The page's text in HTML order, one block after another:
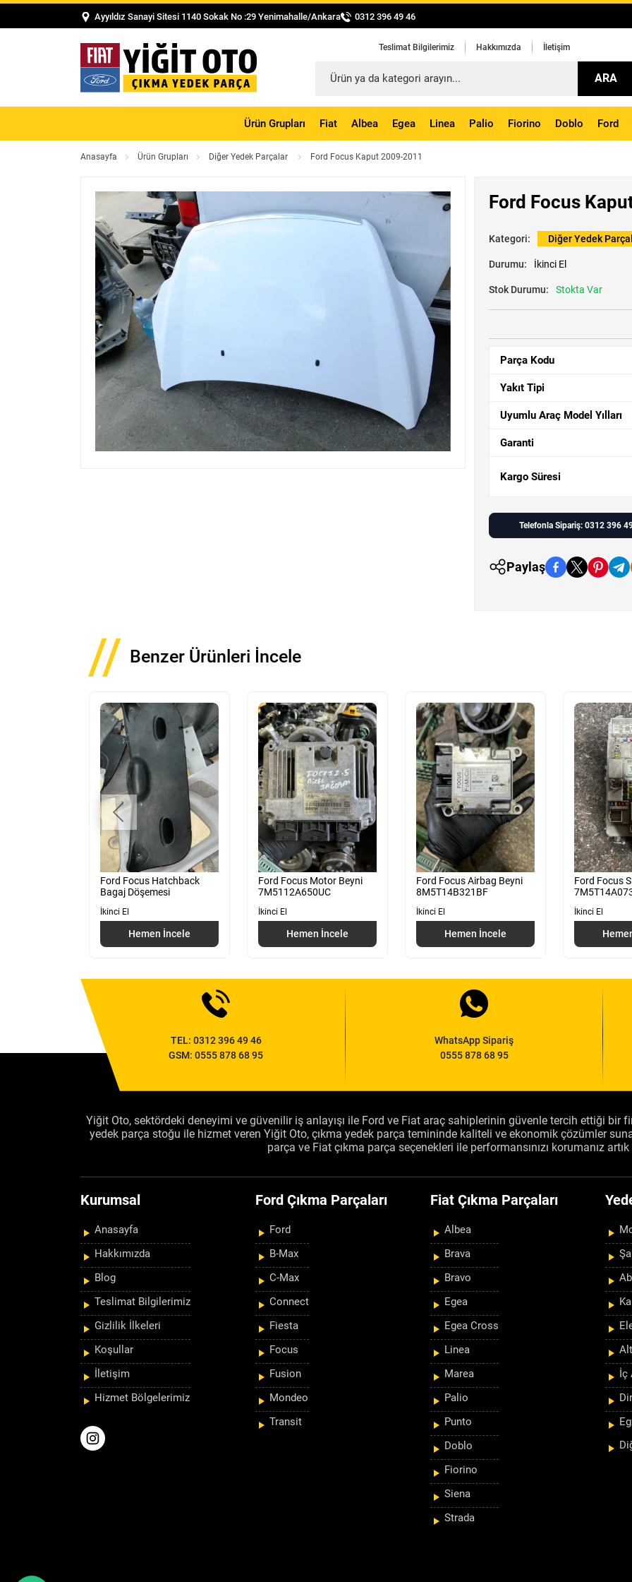
Ayyıldız Sanayi Sitesi 1140 Sokak No :29 Yenimahalle/Ankara 0312 396 49 46
Teslimat Bilgilerimiz Hakkımızda İletişim
ARA
Ürün Grupları Fiat Albea Egea Linea Palio Fiorino Doblo Ford
Anasayfa Ürün Grupları Diğer Yedek Parçalar Ford Focus Kaput 2009-2011
Ford Focus
Kategori: Diğer Yedek
Durumu: İkinci El
Stok Durumu: Stokta Var
Parça Kodu
Yakıt Tipi
Uyumlu Araç Model Yılları
Garanti
Kargo Süresi
Telefonla Sipariş: 0312 396
Paylaş
Benzer Ürünleri İncele
Ford Focus Hatchback
Bagaj Döşemesi
İkinci El
Hemen İncele
Ford Focus Motor Beyni
7M5112A650UC
İkinci El
Hemen İncele
Ford Focus Airbag Beyni
8M5T14B321BF
İkinci El
Hemen İncele
Ford Focus
İkinci El
TEL: 0312 396 49 46
GSM:0555 878 68 95
WhatsApp Sipariş
0555 878 68 95
Yiğit Oto, sektördeki deneyimi ve güvenilir iş anlayışı ile Ford ve Fiat araç sahiplerinin güvenle tercih ettiği bir
yedek parça stoğu ile hizmet veren Yiğit Oto, çıkma yedek parça temininde kaliteli ve ekonomik çözümler
parça ve Fiat çıkma parça seçenekleri ile performansınızı korumanız
Kurumsal
Anasayfa
Hakkımızda
Blog
Teslimat Bilgilerimiz
Gizlilik İlkeleri
Koşullar
İletişim
Hizmet Bölgelerimiz
Ford Çıkma Parçaları
Ford
B-Max
C-Max
Connect
Fiesta
Focus
Fusion
Mondeo
Transit
Fiat Çıkma Parçaları
Albea
Brava
Bravo
Egea
Egea Cross
Linea
Marea
Palio
Punto
Doblo
Fiorino
Siena
Strada
İç